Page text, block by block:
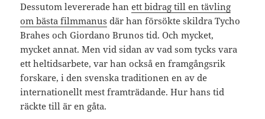
Dessutom levererade hanett bidrag till en tävling
om bästa filmmanus där han försökte skildra Tycho
Brahes och Giordano Brunos tid. Och mycket,
mycket annat. Men vid sidan av vad som tycks vara
ett heltidsarbete, var han också en framgångsrik
forskare, i den svenska traditionen en av de
internationellt mest framträdande. Hur hans tid
räckte till är en gåta.